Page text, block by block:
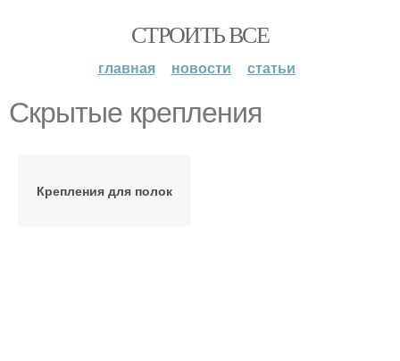
СТРОИТЬ ВСЕ
главная новости статьи
Скрытые крепления
Крепления для полок